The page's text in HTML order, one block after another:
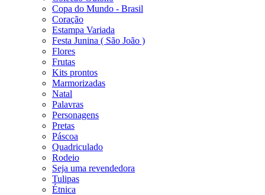
Copa do Mundo - Brasil
Coração
Estampa Variada
Festa Junina ( São João )
Flores
Frutas
Kits prontos
Marmorizadas
Natal
Palavras
Personagens
Pretas
Páscoa
Quadriculado
Rodeio
Seja uma revendedora
Tulipas
Étnica